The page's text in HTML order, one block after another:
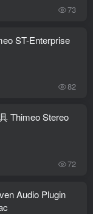
73
ST-Enterprise
82
Thimeo Stereo
72
Audio Plugin